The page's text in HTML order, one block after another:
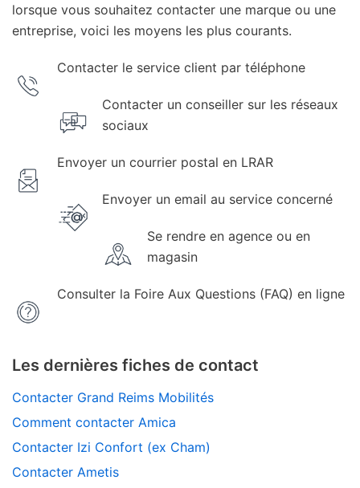
lorsque vous souhaitez contacter une marque ou une
entreprise, voici les moyens les plus courants.
Contacter le service client par téléphone
Contacter un conseiller sur les réseaux
sociaux
Envoyer un courrier postal en LRAR
Envoyer un email au service concerné
Se rendre en agence ou en
magasin
Consulter la Foire Aux Questions (FAQ) en ligne
Les dernières fiches de contact
Contacter Grand Reims Mobilités
Comment contacter Amica
Contacter Izi Confort (ex Cham)
Contacter Ametis